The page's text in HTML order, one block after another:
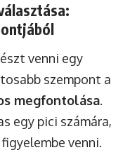
venni egy
szempont a
megfontolása.
egy pici számára,
venni.